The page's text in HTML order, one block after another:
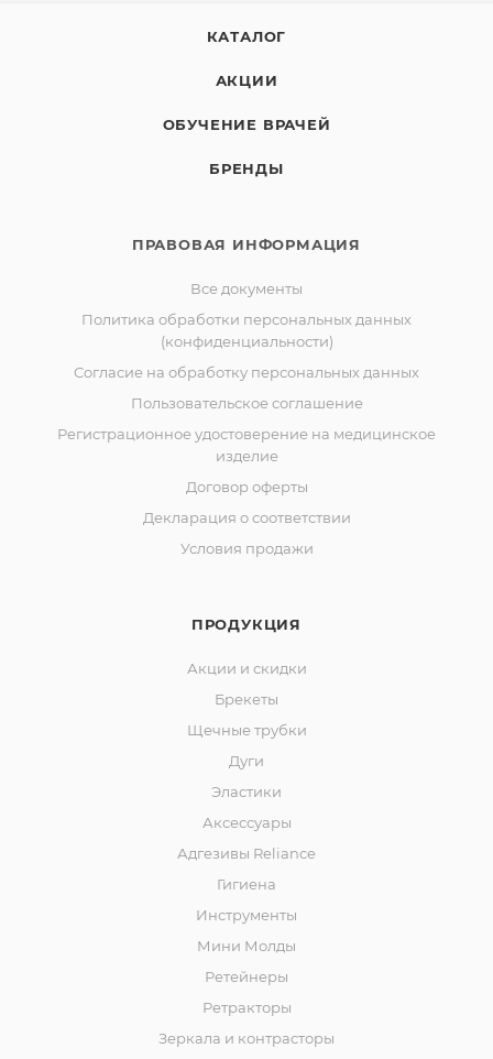
КАТАЛОГ
АКЦИИ
ОБУЧЕНИЕ ВРАЧЕЙ
БРЕНДЫ
ПРАВОВАЯ ИНФОРМАЦИЯ
Все документы
Политика обработки персональных данных
(конфиденциальности)
Согласие на обработку персональных данных
Пользовательское соглашение
Регистрационное удостоверение на медицинское
изделие
Договор оферты
Декларация о соответствии
Условия продажи
ПРОДУКЦИЯ
Акции и скидки
Брекеты
Щечные трубки
Дуги
Эластики
Аксессуары
Адгезивы Reliance
Гигиена
Инструменты
Мини Молды
Ретейнеры
Ретракторы
Зеркала и контраcторы